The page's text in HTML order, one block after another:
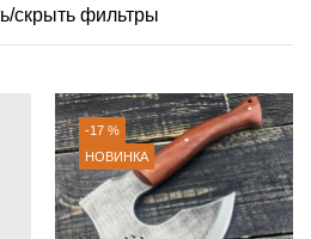
скрыть фильтры
-17 %
НОВИНКА